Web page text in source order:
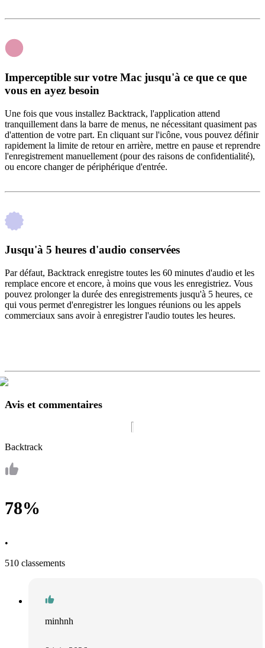
Imperceptible sur votre Mac jusqu'à ce que ce que
vous en ayez besoin
Une fois que vous installez Backtrack, l'application attend
tranquillement dans la barre de menus, ne nécessitant quasiment pas
d'attention de votre part. En cliquant sur l'icône, vous pouvez définir
rapidement la limite de retour en arrière, mettre en pause et reprendre
l'enregistrement manuellement (pour des raisons de confidentialité),
ou encore changer de périphérique d'entrée.
Jusqu'à 5 heures d'audio conservées
Par défaut, Backtrack enregistre toutes les 60 minutes d'audio et les
remplace encore et encore, à moins que vous les enregistriez. Vous
pouvez prolonger la durée des enregistrements jusqu'à 5 heures, ce
qui vous permet d'enregistrer les longues réunions ou les appels
commerciaux sans avoir à enregistrer l'audio toutes les heures.
Avis et commentaires
Backtrack
78%
•
510 classements
minhnh